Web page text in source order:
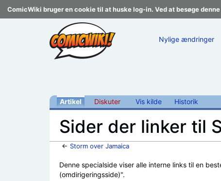
ComicWiki bruger en cookie til at huske log-in. Ved at besøge
Nylige ændringer
Artikel Diskuter Vis kilde Historik
Sider der linker til
← Storm over Jamaica
Denne specialside viser alle interne links til en
(omdirigeringsside)".